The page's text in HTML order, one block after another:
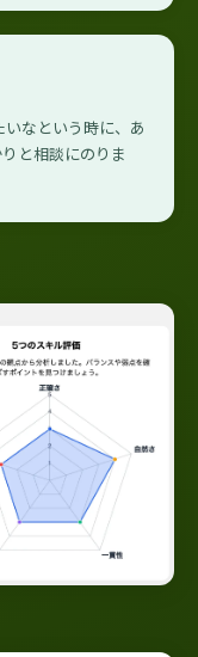
なという時に、あ
と相談にのりま